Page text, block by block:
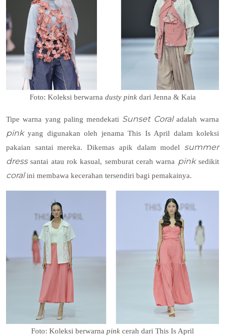
Foto: Koleksi berwarna dusty pink dari Jenna & Kaia
Tipe warna yang paling mendekati Sunset Coral adalah warna
pinkyang digunakan oleh jenama This Is April dalam koleksi
pakaian santai mereka. Dikemas apik dalam model summer
dresssantai atau rok kasual, semburat cerah warna pinksedikit
coralini membawa kecerahan tersendiri bagi pemakainya.
Foto: Koleksi berwarna pink cerah dari This Is April